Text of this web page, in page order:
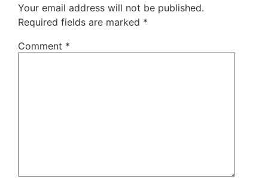
Your email address will not be published.
Required fields are marked *
Comment *